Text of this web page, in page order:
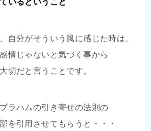
自分がそういう風に感じた時は、
情じゃないと気づく事から
切だと言うことです。
ラハムの引き寄せの法則の
を引用させてもらうと・・・